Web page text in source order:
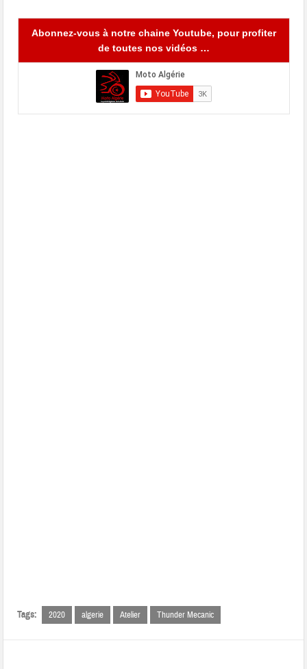
Abonnez-vous à notre chaine Youtube, pour profiter
de toutes nos vidéos …
Tags: 2020 algerie Atelier Thunder Mecanic